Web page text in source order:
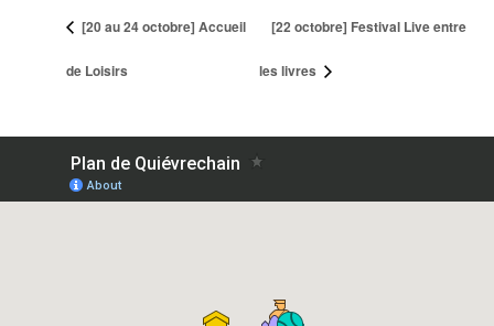
[20 au 24 octobre] Accueil
de Loisirs
[22 octobre] Festival Live entre
les livres